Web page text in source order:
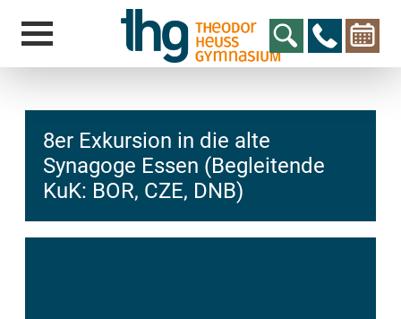
kalsn
id-gh
t@elu
hcs
8er Exkursion in die alte
Synagoge Essen (Begleitende
KuK: BOR, CZE, DNB)